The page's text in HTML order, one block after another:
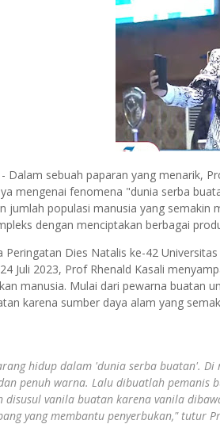
- Dalam sebuah paparan yang menarik,
mengenai fenomena "dunia serba
jumlah populasi manusia yang semakin
dengan menciptakan berbagai
Peringatan Dies Natalis ke-42
Juli 2023, Prof Rhenald Kasali
manusia. Mulai dari pewarna buatan
karena sumber daya alam yang
hidup dalam 'dunia serba buatan'.
penuh warna. Lalu dibuatlah pemanis
disusul vanila buatan karena vanila
yang membantu penyerbukan," tutur